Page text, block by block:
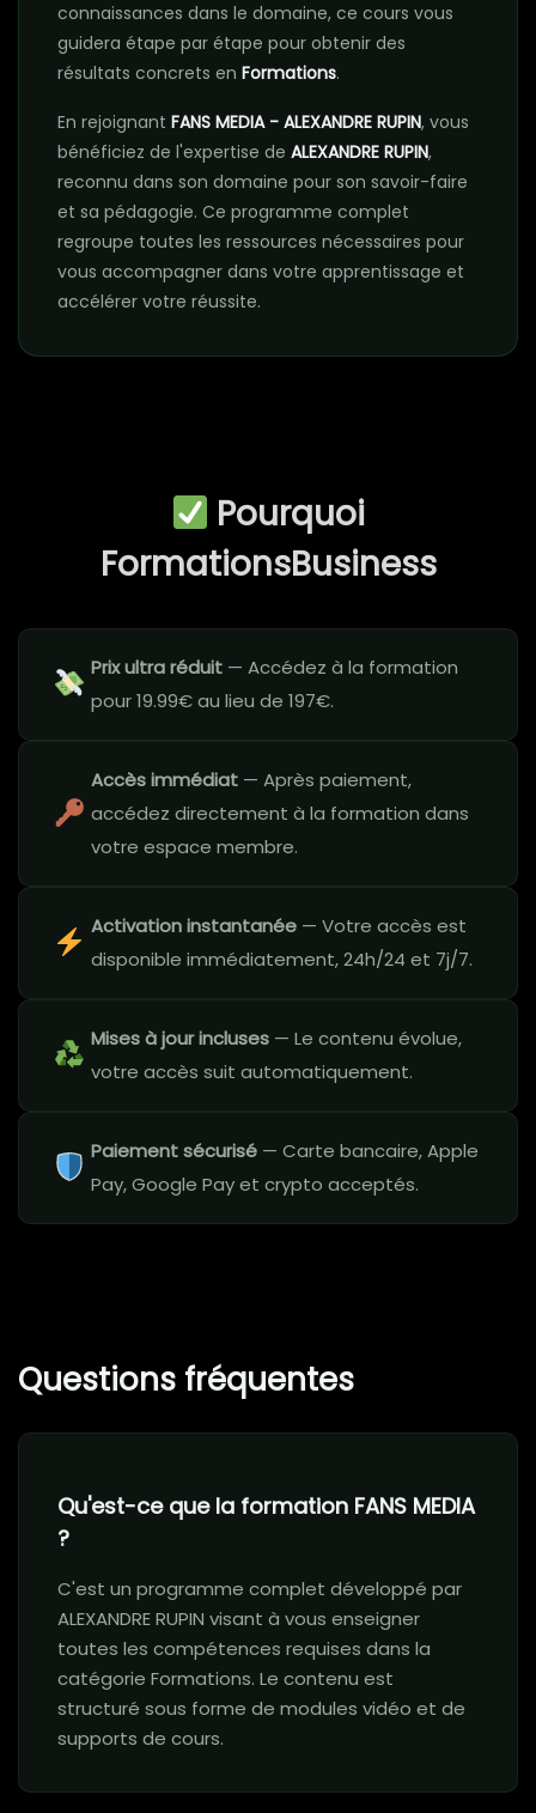
connaissances dans le domaine, ce cours vous
guidera étape par étape pour obtenir des
résultats concrets en Formations.
En rejoignant FANS MEDIA - ALEXANDRE RUPIN, vous
bénéficiez de l'expertise de ALEXANDRE RUPIN,
reconnu dans son domaine pour son savoir-faire
et sa pédagogie. Ce programme complet
regroupe toutes les ressources nécessaires pour
vous accompagner dans votre apprentissage et
accélérer votre réussite.
Pourquoi
FormationsBusiness
Prix ultra réduit — Accédez à la formation
pour 19.99€ au lieu de 197€.
Accès immédiat — Après paiement,
accédez directement à la formation dans
votre espace membre.
Activation instantanée — Votre accès est
disponible immédiatement, 24h/24 et 7j/7.
Mises à jour incluses — Le contenu évolue,
votre accès suit automatiquement.
Paiement sécurisé — Carte bancaire, Apple
Pay, Google Pay et crypto acceptés.
Questions fréquentes
Qu'est-ce que la formation FANS MEDIA
?
C'est un programme complet développé par
ALEXANDRE RUPIN visant à vous enseigner
toutes les compétences requises dans la
catégorie Formations. Le contenu est
structuré sous forme de modules vidéo et de
supports de cours.